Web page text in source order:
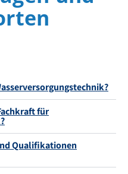
für
Qualifikationen